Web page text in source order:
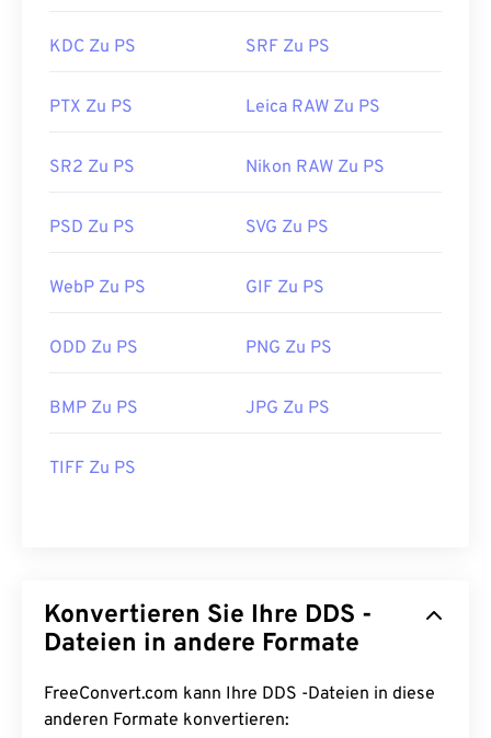
KDC Zu PS SRF Zu PS
PTX Zu PS Leica RAW Zu PS
SR2 Zu PS Nikon RAW Zu PS
PSD Zu PS SVG Zu PS
WebP Zu PS GIF Zu PS
ODD Zu PS PNG Zu PS
BMP Zu PS JPG Zu PS
TIFF Zu PS
Konvertieren Sie Ihre DDS -
Dateien in andere Formate
FreeConvert.com kann Ihre DDS -Dateien in diese
anderen Formate konvertieren: